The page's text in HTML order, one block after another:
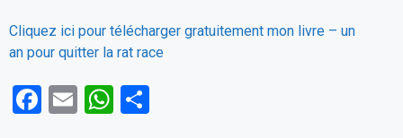
Cliquez ici pour télécharger gratuitement mon livre – un
an pour quitter la rat race
F
E
W